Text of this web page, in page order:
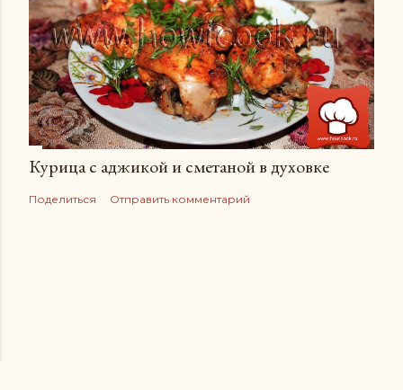
Курица с аджикой и сметаной в духовке
Поделиться Отправить комментарий